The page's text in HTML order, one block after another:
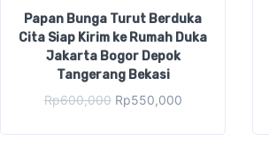
Papan Bunga Turut Berduka
Cita Siap Kirim ke Rumah Duka
Jakarta Bogor Depok
Tangerang Bekasi
Rp600,000 Original
Rp550,000Current